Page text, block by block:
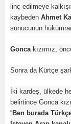
linç edilmeye
kaybeden Ahmet
sunucunun
Goncakızımız,
Sonra da Kürtçe
İki kardeş, ülkede
belirtince Gonca
“Ben burada